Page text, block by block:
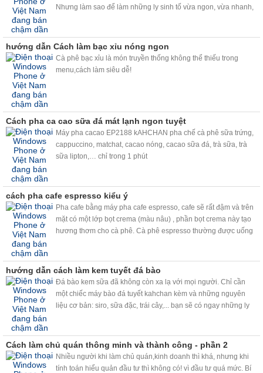
Nhưng làm sao để làm những ly sinh tố vừa ngon, vừa nhanh,
hướng dẫn Cách làm bạc xỉu nóng ngon
Cà phê bạc xỉu là món truyền thống không thể thiếu trong
menu,cách làm siêu dễ!
Cách pha ca cao sữa đá mát lạnh ngon tuyệt
Máy pha cacao EP2188 kAHCHAN pha chế cà phê sữa trứng,
cappuccino, matchat, cacao nóng, cacao sữa đá, trà sữa, trà
sữa lipton,… chỉ trong 1 phút
cách pha cafe espresso kiểu ý
Pha cafe bằng máy pha cafe espresso, cafe sẽ rất đậm và trên
mặt có một lớp bọt crema (màu nâu) , phần bọt crema này tạo
hương thơm cho cà phê. Cà phê espresso thường được uống
khẩu vị.
hướng dẫn cách làm kem tuyết đá bào
Đá bào kem sữa đã không còn xa lạ với mọi người. Chỉ cần
một chiếc máy bào đá tuyết kahchan kèm và những nguyên
liệu cơ bản: siro, sữa đặc, trái cây,... bạn sẽ có ngay những ly
Cách làm chủ quán thông minh và thành công - phần 2
Nhiều người khi làm chủ quán,kinh doanh thì khá, nhưng khi
tính toán hiểu quản đầu tư thì không có! vì đầu tư quá mức. Bí